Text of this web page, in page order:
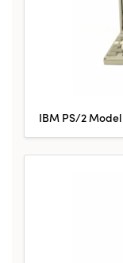
IBM PS/2 Model